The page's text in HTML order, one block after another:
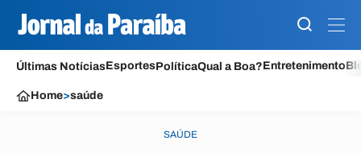
Últimas NotíciasEsportesPolíticaQual a Boa?Entretenimento
Home>saúde
SAÚDE